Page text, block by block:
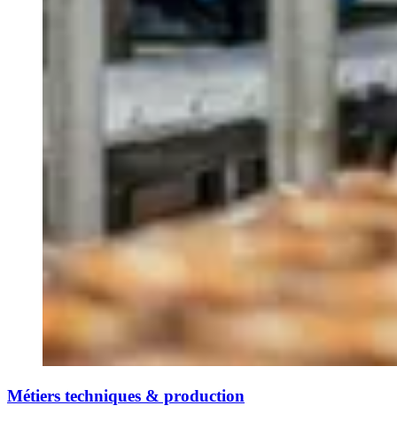
Métiers techniques & production